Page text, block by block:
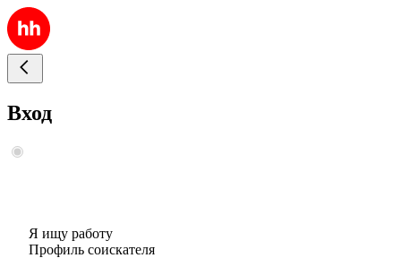
Вход
Я ищу работу
Профиль соискателя